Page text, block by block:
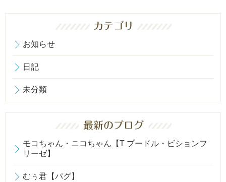
お知らせ
日記
未分類
モコちゃん・ニコちゃん【T プードル・ビションフ
リーゼ】
むぅ君【パグ】